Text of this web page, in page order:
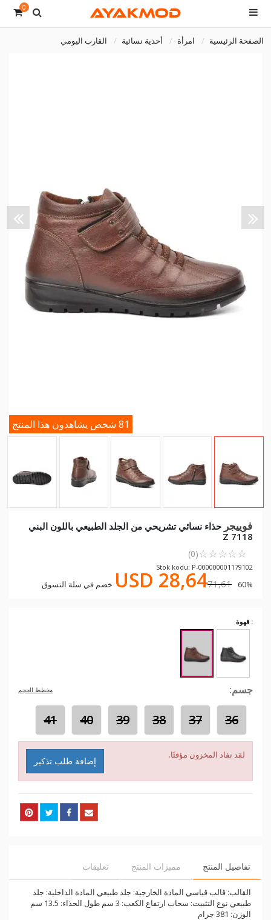
0
الصفحة الرئيسية امرأة أحذية نسائية القارب اليومي
81 شخص يشاهدون هذا المنتج
فوييجر حذاء نسائي تشريحي من الجلد الطبيعي باللون البني
7118 Z
☆
☆
☆
☆
☆ ★
★
★
★
★
(0)
Stok kodu: P-000000001179102
USD 28,6471,61 60% خصم في سلة التسوق
: قهوة
جسم: مخطط الحجم
36
37
38
39
40
41
لقد نفاد المخزون مؤقتًا.
إضافة طلب تذكير
تفاصيل المنتج مميزات المنتج تعليقات
القالب: قالب قياسي المادة الخارجية: جلد طبيعي المادة الداخلية: جلد
طبيعي نوع التثبيت: سحاب ارتفاع الكعب: 3 سم طول الحذاء: 13.5 سم
الوزن: 381 جرام